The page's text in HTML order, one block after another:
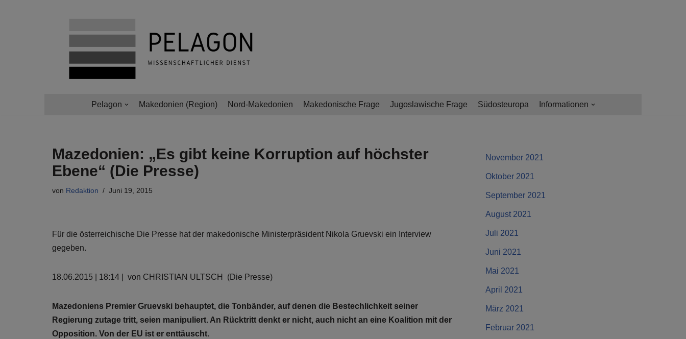
Pelagon Makedonien (Region) Nord-Makedonien Makedonische Frage Jugoslawische Frage Südosteuropa Informationen
Mazedonien: „Es gibt keine Korruption auf höchster
Ebene“ (Die Presse)
von Redaktion Juni 19, 2015
Für die österreichische Die Presse hat der makedonische Ministerpräsident Nikola Gruevski ein Interview
gegeben.
18.06.2015 | 18:14 | von CHRISTIAN ULTSCH (Die Presse)
Mazedoniens Premier Gruevski behauptet, die Tonbänder, auf denen die Bestechlichkeit seiner
Regierung zutage tritt, seien manipuliert. An Rücktritt denkt er nicht, auch nicht an eine Koalition mit der
Opposition. Von der EU ist er enttäuscht.
November 2021
Oktober 2021
September 2021
August 2021
Juli 2021
Juni 2021
Mai 2021
April 2021
März 2021
Februar 2021